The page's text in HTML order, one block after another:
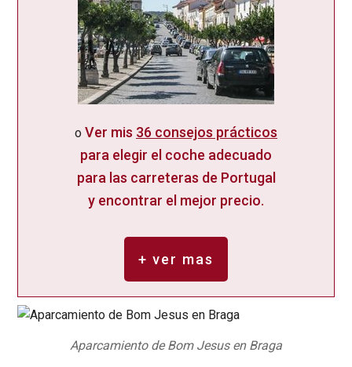
o Ver mis 36 consejos prácticos
para elegir el coche adecuado
para las carreteras de Portugal
y encontrar el mejor precio.
+ ver mas
Aparcamiento de Bom Jesus en Braga